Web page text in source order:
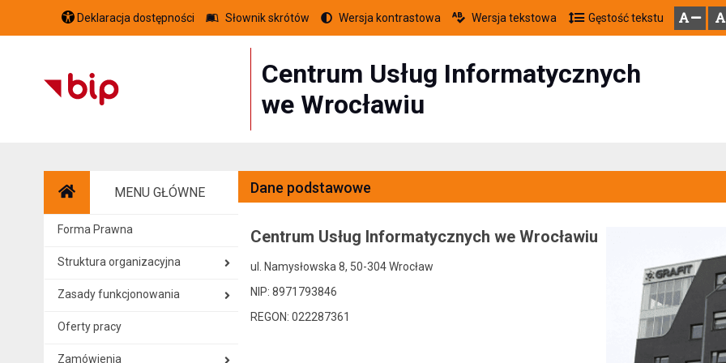
Przejdź do głównego menu
Przejdź do treści
Przejdź do mapy serwisu
Deklaracja dostępności Słownik skrótów Wersja kontrastowa Wersja tekstowa Gęstość tekstu
Centrum Usług Informatycznych
we Wrocławiu
MENU GŁÓWNE
Forma Prawna
Struktura organizacyjna
Zasady funkcjonowania
Oferty pracy
Zamówienia
Dane podstawowe
Centrum Usług Informatycznych we Wrocławiu
ul. Namysłowska 8, 50-304 Wrocław
NIP: 8971793846
REGON: 022287361